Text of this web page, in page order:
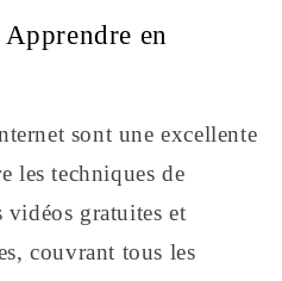
en
sont une excellente
les techniques de
vidéos gratuites et
couvrant tous les